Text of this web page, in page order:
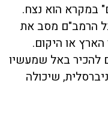
במקרא הוא נצח.
הרמב"ם מסב את
או היקום.
להכיר באל שמעשיו
שיכולה